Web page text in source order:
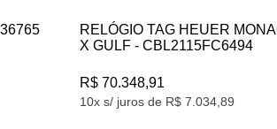
HEUER MONACO CHRONOGRAPH